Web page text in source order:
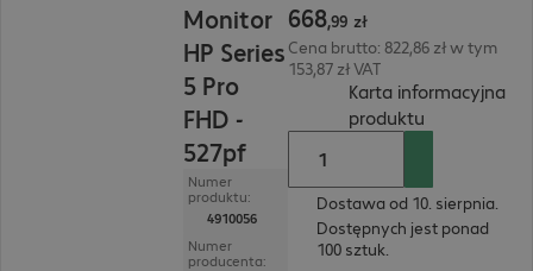
Monitor
HP Series
5 Pro
FHD -
527pf
Numer
produktu:
4910056
Numer
producenta:
668,99 zł
Cena brutto: 822,86 zł w tym
153,87 zł VAT
Karta informacyjna
produktu
Dostawa od 10. sierpnia.
Dostępnych jest ponad
100 sztuk.